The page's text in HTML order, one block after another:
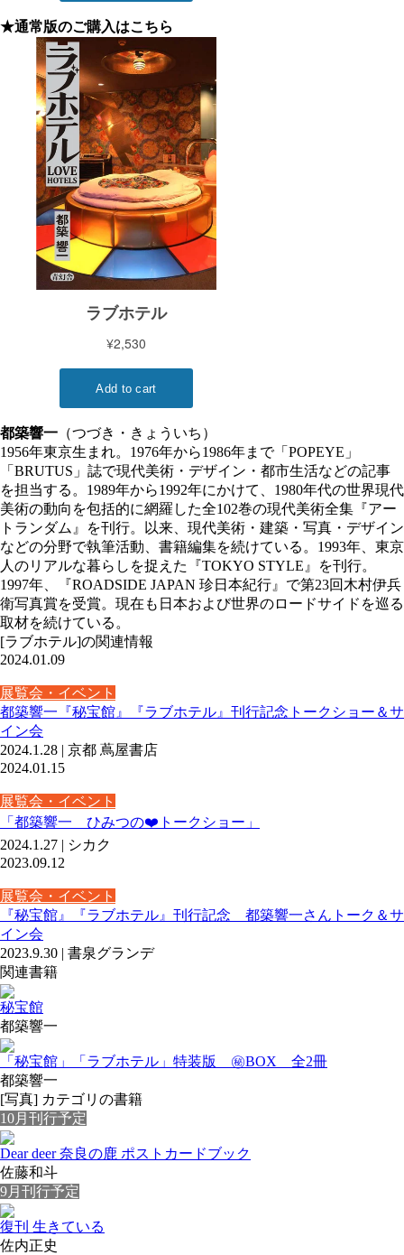
★通常版のご購入はこちら
都築響一 （つづき・きょういち）
1956年東京生まれ。1976年から1986年まで「POPEYE」
「BRUTUS」誌で現代美術・デザイン・都市生活などの記事
を担当する。1989年から1992年にかけて、1980年代の世界現代
美術の動向を包括的に網羅した全102巻の現代美術全集『アー
トランダム』を刊行。以来、現代美術・建築・写真・デザイン
などの分野で執筆活動、書籍編集を続けている。1993年、東京
人のリアルな暮らしを捉えた『TOKYO STYLE』を刊行。
1997年、『ROADSIDE JAPAN 珍日本紀行』で第23回木村伊兵
衛写真賞を受賞。現在も日本および世界のロードサイドを巡る
取材を続けている。
[ラブホテル]の関連情報
2024.01.09
展覧会・イベント
都築響一『秘宝館』『ラブホテル』刊行記念トークショー＆サ
イン会
2024.1.28 | 京都 蔦屋書店
2024.01.15
展覧会・イベント
「都築響一 ひみつの❤️トークショー」
2024.1.27 | シカク
2023.09.12
展覧会・イベント
『秘宝館』『ラブホテル』刊行記念 都築響一さんトーク＆サ
イン会
2023.9.30 | 書泉グランデ
関連書籍
秘宝館
都築響一
「秘宝館」「ラブホテル」特装版 ㊙BOX 全2冊
都築響一
[写真] カテゴリの書籍
10月刊行予定
Dear deer 奈良の鹿 ポストカードブック
佐藤和斗
9月刊行予定
復刊 生きている
佐内正史